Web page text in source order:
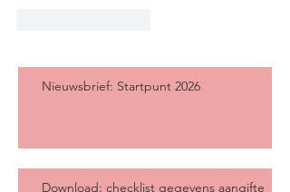
Nieuwsbrief: Startpunt 2026
Download: checklist gegevens aangifte